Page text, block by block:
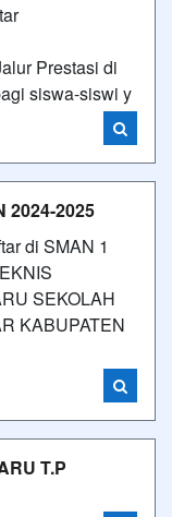
Prestasi di
siswa-siswi y
2024-2025
di SMAN 1
SEKOLAH
KABUPATEN
T.P